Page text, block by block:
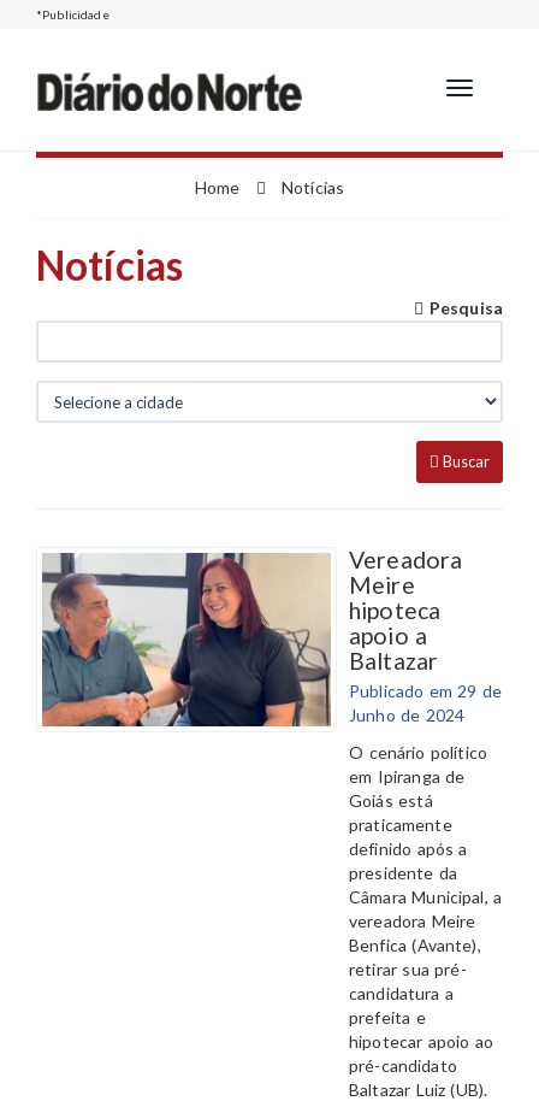
*Publicidade
Toggle
Home Notícias
Notícias
Pesquisa
Buscar
Vereadora
Meire
hipoteca
apoio a
Baltazar
Publicado em 29 de
Junho de 2024
O cenário político
em Ipiranga de
Goiás está
praticamente
definido após a
presidente da
Câmara Municipal, a
vereadora Meire
Benfica (Avante),
retirar sua pré-
candidatura a
prefeita e
hipotecar apoio ao
pré-candidato
Baltazar Luiz (UB).